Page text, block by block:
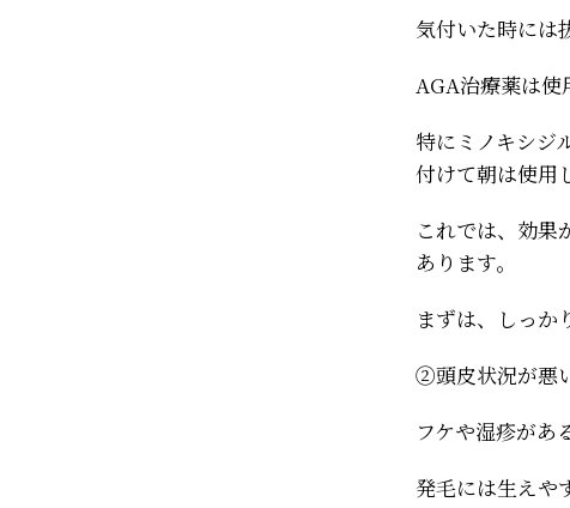
気付いた時には
AGA治療薬は
特にミノキシジ
付けて朝は使用
これでは、効果
あります。
まずは、しっか
②頭皮状況が悪
フケや湿疹があ
発毛には生えや